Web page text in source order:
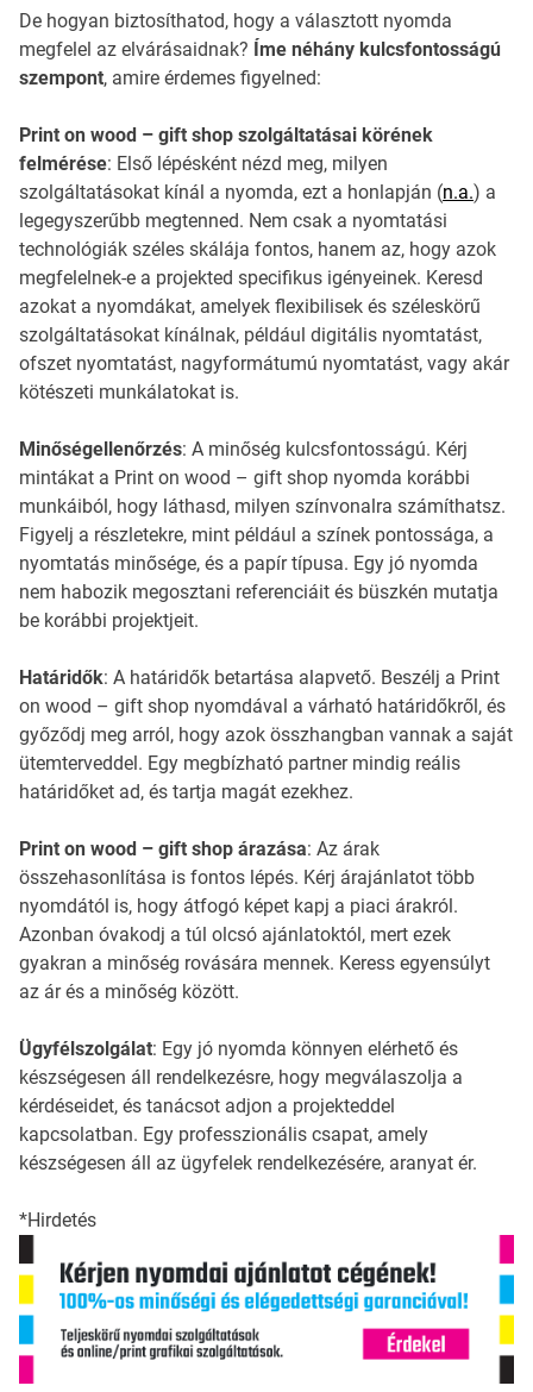
De hogyan biztosíthatod, hogy a választott nyomda
megfelel az elvárásaidnak? Íme néhány kulcsfontosságú
szempont, amire érdemes figyelned:
Print on wood – gift shop szolgáltatásai körének
felmérése: Első lépésként nézd meg, milyen
szolgáltatásokat kínál a nyomda, ezt a honlapján (n.a.) a
legegyszerűbb megtenned. Nem csak a nyomtatási
technológiák széles skálája fontos, hanem az, hogy azok
megfelelnek-e a projekted specifikus igényeinek. Keresd
azokat a nyomdákat, amelyek flexibilisek és széleskörű
szolgáltatásokat kínálnak, például digitális nyomtatást,
ofszet nyomtatást, nagyformátumú nyomtatást, vagy akár
kötészeti munkálatokat is.
Minőségellenőrzés: A minőség kulcsfontosságú. Kérj
mintákat a Print on wood – gift shop nyomda korábbi
munkáiból, hogy láthasd, milyen színvonalra számíthatsz.
Figyelj a részletekre, mint például a színek pontossága, a
nyomtatás minősége, és a papír típusa. Egy jó nyomda
nem habozik megosztani referenciáit és büszkén mutatja
be korábbi projektjeit.
Határidők: A határidők betartása alapvető. Beszélj a Print
on wood – gift shop nyomdával a várható határidőkről, és
győződj meg arról, hogy azok összhangban vannak a saját
ütemterveddel. Egy megbízható partner mindig reális
határidőket ad, és tartja magát ezekhez.
Print on wood – gift shop árazása: Az árak
összehasonlítása is fontos lépés. Kérj árajánlatot több
nyomdától is, hogy átfogó képet kapj a piaci árakról.
Azonban óvakodj a túl olcsó ajánlatoktól, mert ezek
gyakran a minőség rovására mennek. Keress egyensúlyt
az ár és a minőség között.
Ügyfélszolgálat: Egy jó nyomda könnyen elérhető és
készségesen áll rendelkezésre, hogy megválaszolja a
kérdéseidet, és tanácsot adjon a projekteddel
kapcsolatban. Egy professzionális csapat, amely
készségesen áll az ügyfelek rendelkezésére, aranyat ér.
*Hirdetés